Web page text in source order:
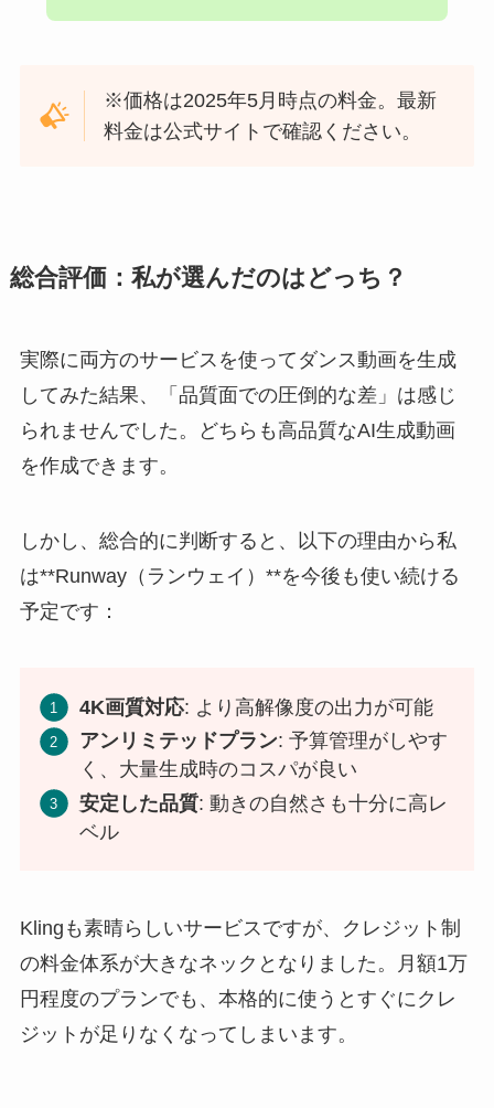
※価格は2025年5月時点の料金。最新
料金は公式サイトで確認ください。
総合評価：私が選んだのはどっち？
実際に両方のサービスを使ってダンス動画を生成
してみた結果、「品質面での圧倒的な差」は感じ
られませんでした。どちらも高品質なAI生成動画
を作成できます。
しかし、総合的に判断すると、以下の理由から私
は**Runway（ランウェイ）**を今後も使い続ける
予定です：
4K画質対応: より高解像度の出力が可能
アンリミテッドプラン: 予算管理がしやす
く、大量生成時のコスパが良い
安定した品質: 動きの自然さも十分に高レ
ベル
Klingも素晴らしいサービスですが、クレジット制
の料金体系が大きなネックとなりました。月額1万
円程度のプランでも、本格的に使うとすぐにクレ
ジットが足りなくなってしまいます。